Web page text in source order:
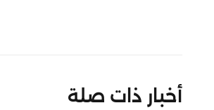
أخبار ذات صلة